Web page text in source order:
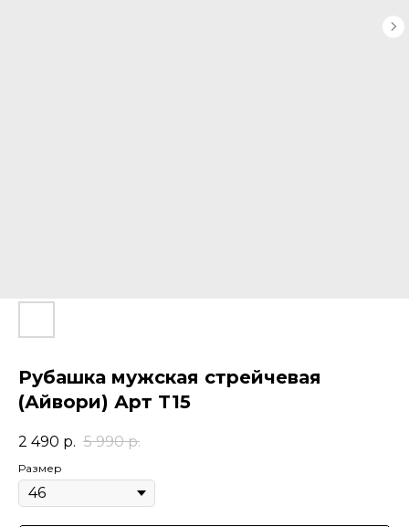
Рубашка мужская стрейчевая
(Айвори) Арт T15
2 490 р. 5 990 р.
Размер